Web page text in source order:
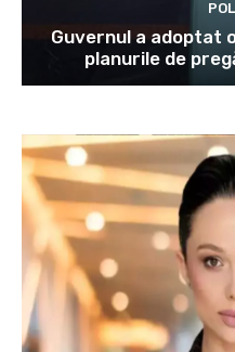
Guvernul a adoptat
planurile de